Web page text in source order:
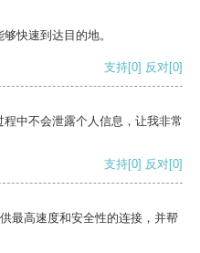
快速到达目的地。
支持[0] 反对[0]
中不会泄露个人信息，让我非常
支持[0] 反对[0]
最高速度和安全性的连接，并帮